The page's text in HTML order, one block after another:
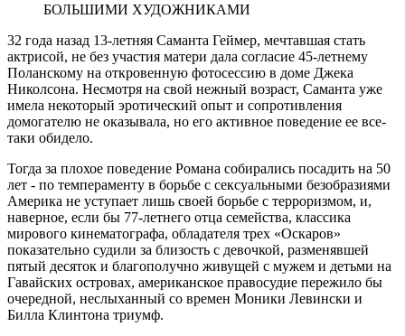
БОЛЬШИМИ ХУДОЖНИКАМИ
32 года назад 13-летняя Саманта Геймер, мечтавшая стать
актрисой, не без участия матери дала согласие 45-летнему
Поланскому на откровенную фотосессию в доме Джека
Николсона. Несмотря на свой нежный возраст, Саманта уже
имела некоторый эротический опыт и сопротивления
домогателю не оказывала, но его активное поведение ее все-
таки обидело.
Тогда за плохое поведение Романа собирались посадить на 50
лет - по темпераменту в борьбе с сексуальными безобразиями
Америка не уступает лишь своей борьбе с терроризмом, и,
наверное, если бы 77-летнего отца семейства, классика
мирового кинематографа, обладателя трех «Оскаров»
показательно судили за близость с девочкой, разменявшей
пятый десяток и благополучно живущей с мужем и детьми на
Гавайских островах, американское правосудие пережило бы
очередной, неслыханный со времен Моники Левински и
Билла Клинтона триумф.